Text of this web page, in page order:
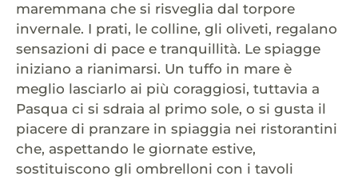
maremmana che si risveglia dal torpore
invernale. I prati, le colline, gli oliveti, regalano
sensazioni di pace e tranquillità. Le spiagge
iniziano a rianimarsi. Un tuffo in mare è
meglio lasciarlo ai più coraggiosi, tuttavia a
Pasqua ci si sdraia al primo sole, o si gusta il
piacere di pranzare in spiaggia nei ristorantini
che, aspettando le giornate estive,
sostituiscono gli ombrelloni con i tavoli